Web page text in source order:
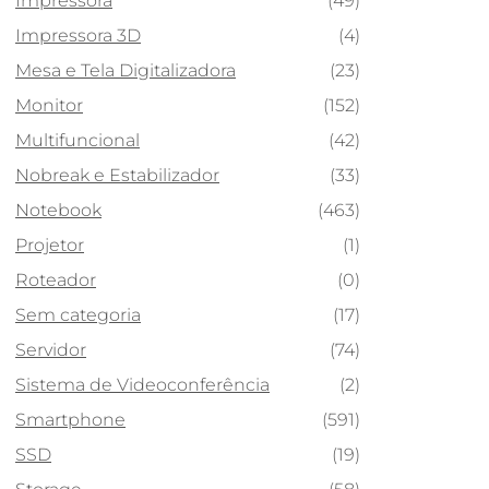
Impressora 3D
(4)
Mesa e Tela Digitalizadora
(23)
Monitor
(152)
Multifuncional
(42)
Nobreak e Estabilizador
(33)
Notebook
(463)
Projetor
(1)
Roteador
(0)
Sem categoria
(17)
Servidor
(74)
Sistema de Videoconferência
(2)
Smartphone
(591)
SSD
(19)